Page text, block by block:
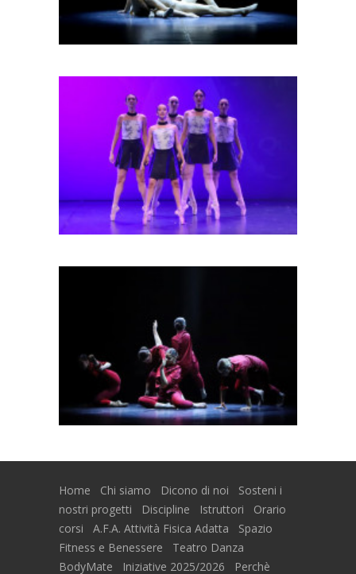
Home Chi siamo Dicono di noi
Sosteni i
nostri progetti
Discipline Istruttori
Orario
corsi
A.F.A. Attività Fisica Adatta
Spazio
Fitness e Benessere
Teatro Danza
BodyMate
Iniziative 2025/2026 Perchè